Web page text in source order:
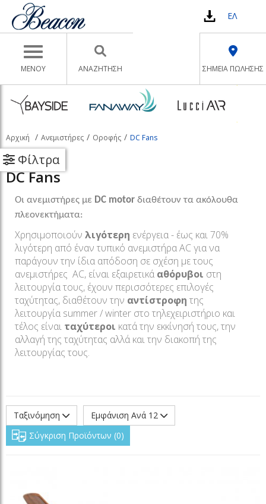
Toggle navigation
ΜΕΝΟΥ
ΕΛ
ΣΗΜΕΙΑ ΠΩΛΗΣΗΣ
ΑΝΑΖΉΤΗΣΗ
Αρχική Ανεμιστήρες Οροφής DC Fans
Φίλτρα
DC Fans
Οι ανεμιστήρες με DC motor διαθέτουν τα ακόλουθα
πλεονεκτήματα:
Χρησιμοποιούν λιγότερη ενέργεια - έως και 70%
λιγότερη από έναν τυπικό ανεμιστήρα AC για να
παράγουν την ίδια απόδοση σε σχέση με τους
ανεμιστήρες AC, είναι εξαιρετικά αθόρυβοι στη
λειτουργία τους, έχουν περισσότερες επιλογές
ταχύτητας, διαθέτουν την αντίστροφη της
λειτουργία summer / winter στο τηλεχειριστήριο και
τέλος είναι ταχύτεροι κατά την εκκίνησή τους, την
αλλαγή της ταχύτητας αλλά και την διακοπή της
λειτουργίας τους.
Ταξινόμηση
Εμφάνιση Ανά 12
Σύγκριση Προϊόντων 0